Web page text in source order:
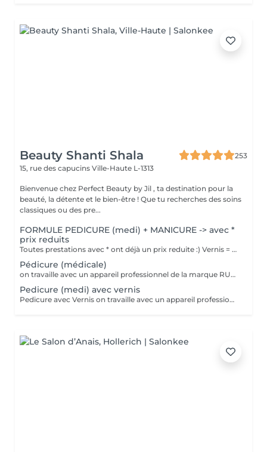
Beauty Shanti Shala
253
15, rue des capucins Ville-Haute L-1313
Bienvenue chez Perfect Beauty by Jil , ta destination pour la
beauté, la détente et le bien-être ! Que tu recherches des soins
classiques ou des pre...
FORMULE PEDICURE (medi) + MANICURE -> avec *
prix reduits
Toutes prestations avec * ont déjà un prix reduite :) Vernis = Couleur normal qu'on sait retirer soi-même avec du disslovant. Prend 30min pour sècher et tient 2-4 jours sur les mains et 1 mois sur les pieds. Semi = Se fait secher sous la lampe LED et se fait retirer par l'esthéticienne de préférence (y compris dans le prix). Il tient 3 semaines sur les mains et 4-5 semaines sur les pieds. Il sera seche immédiatement. Peut abîmer les ongles si c'est fait trop souvent, sans pause.
Pédicure (médicale)
on travaille avec un appareil professionnel de la marque RUCK, bain de pieds, coupe et limage des ongles, enlève de la peau dure (coupe et/ou limage), polissage des ongles, nettoyage des cuticules, ongles incarnés et corps seront traités
Pedicure (medi) avec vernis
Pedicure avec Vernis on travaille avec un appareil professionnel de la marque RUCK, bain de pieds, coupe et limage des ongles, enlève de la peau dure (coupe et/ou limage), polissage des ongles, nettoyage des cuticules, ongles incarnés et corps seront traités et massage pieds Vernis = Couleur normal qu'on sait retirer soi-même avec du disslovant. Prend 30min pour sècher et tient 2-4 jours sur les mains et 1 mois sur les pieds. Semi = Se fait secher sous la lampe LED et se fait retirer par l'esthéticienne de préférence (y compris dans le prix). Il tient 3 semaines sur les mains et 4-5 semaines sur les pieds. Il sera seche immédiatement. Peut abîmer les ongles si c'est fait trop souvent, sans pause.